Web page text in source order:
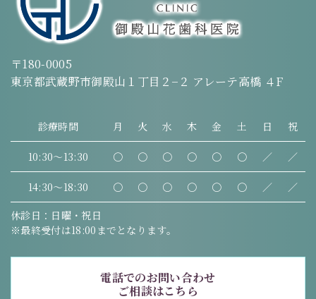
〒180-0005
東京都武蔵野市御殿山１丁目２−２ アレーテ高橋 ４F
診療時間 月 火 水 木 金 土 日 祝
10:30～13:30 〇 〇 〇 〇 〇 〇 ／ ／
14:30～18:30 〇 〇 〇 〇 〇 〇 ／
／
休診日：日曜・祝日
※最終受付は18:00までとなります。
電話でのお問い合わせ
ご相談はこちら